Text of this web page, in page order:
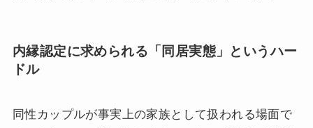
内縁認定に求められる「同居実態」というハー
ドル
同性カップルが事実上の家族として扱われる場面で